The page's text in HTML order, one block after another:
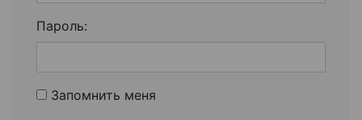
Пароль:
Запомнить меня